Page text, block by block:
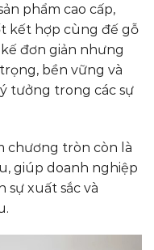
phẩm cao cấp,
kết hợp cùng đế gỗ
đơn giản nhưng
bền vững và
tưởng trong các sự
chương tròn còn là
giúp doanh nghiệp
sự xuất sắc và